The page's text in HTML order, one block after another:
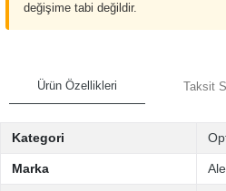
değişime tabi değildir.
Ürün Özellikleri Taksit
Kategori
Marka